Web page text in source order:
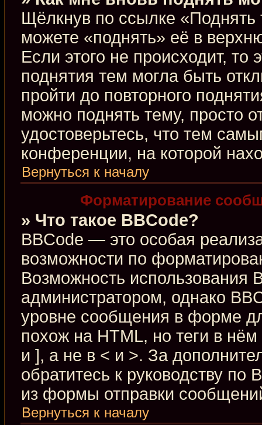
Щёлкнув по ссылке
можете «поднять» её в
Если этого не происходит, то
поднятия тем могла быть
пройти до повторного
можно поднять тему, просто
удостоверьтесь, что тем
конференции, на которой
Вернуться к началу
Форматирование
» Что такое BBCode?
BBCode — это особая
возможности по
Возможность использования
администратором, однако
уровне сообщения в форме
похож на HTML, но теги в
и ], а не в < и >. За
обратитесь к руководству по
из формы отправки
Вернуться к началу